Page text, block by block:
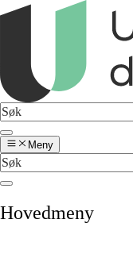
Meny
Hovedmeny